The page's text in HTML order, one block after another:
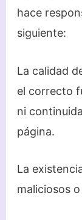
hace
siguiente:
La calidad
el correcto
ni
página.
La
maliciosos